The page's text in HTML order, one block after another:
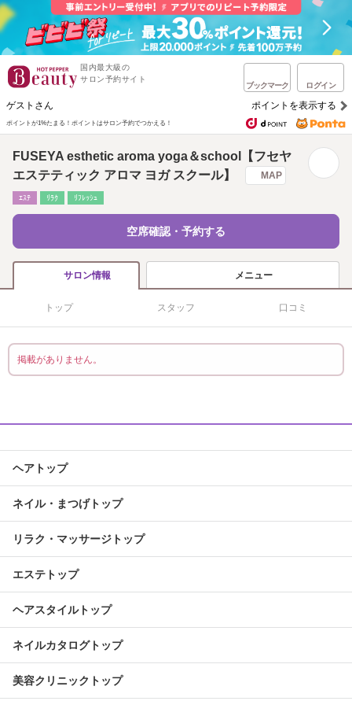
国内最大級の
サロン予約サイト
ブックマーク ログイン
ゲストさん ポイントを表示する
ポイントが1%たまる！ ポイントはサロン予約でつかえる！
FUSEYA esthetic aroma yoga＆school【フセヤ
エステティック アロマ ヨガ スクール】
MAP
ｴｽﾃ ﾘﾗｸ ﾘﾌﾚｯｼｭ
空席確認・予約する
サロン情報 メニュー
トップ スタッフ 口コミ
掲載がありません。
ヘアトップ
ネイル・まつげトップ
リラク・マッサージトップ
エステトップ
ヘアスタイルトップ
ネイルカタログトップ
美容クリニックトップ